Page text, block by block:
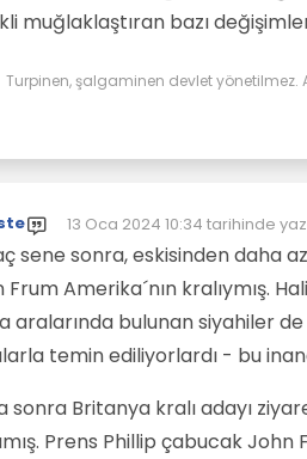
muğlaklaştıran bazı
Turpinen, şalgaminen devlet yönetilmez.
13 Oca 2024 10:34 tarihinde
Son düzenleyen:
sene sonra, eskisinden daha
Frum Amerika´nın kralıymış.
aralarında bulunan siyahiler
temin ediliyorlardı - bu
sonra Britanya kralı adayı
Prens Phillip çabucak John